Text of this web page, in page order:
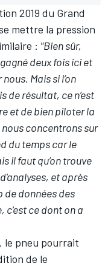
2019 du Grand
mettre la pression
: "Bien sûr,
deux fois ici et
Mais si l’on
de résultat, ce n’est
et de bien piloter la
concentrons sur
du temps car le
il faut qu’on trouve
et après
de données des
ce dont on a
, le pneu pourrait
de le